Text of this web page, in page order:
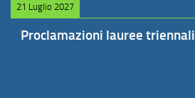
21 Luglio 2027
Proclamazioni lauree triennali